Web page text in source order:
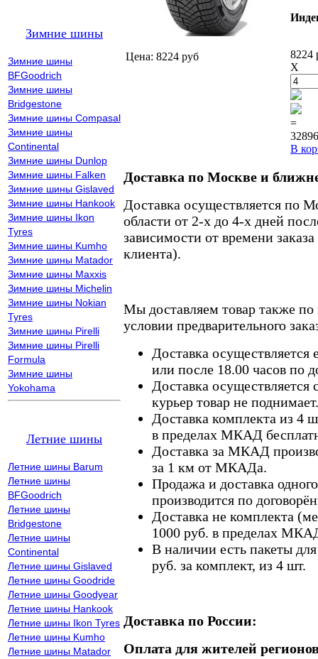
Зимние шины
Зимние шины
BFGoodrich
Зимние шины
Bridgestone
Зимние шины Compasal
Зимние шины
Continental
Зимние шины Dunlop
Зимние шины Falken
Зимние шины Gislaved
Зимние шины Hankook
Зимние шины Ikon
Tyres
Зимние шины Kumho
Зимние шины Matador
Зимние шины Maxxis
Зимние шины Michelin
Зимние шины Nokian
Tyres
Зимние шины Pirelli
Зимние шины Pirelli
Formula
Зимние шины
Yokohama
Летние шины
Летние шины Barum
Летние шины
BFGoodrich
Летние шины
Bridgestone
Летние шины
Continental
Летние шины Gislaved
Летние шины Goodride
Летние шины Goodyear
Летние шины Hankook
Летние шины Ikon Tyres
Летние шины Kumho
Летние шины Matador
Цена: 8224 руб
8224
X
=
В
Доставка по Москве и
Доставка осуществляется по
области от 2-х до 4-х дней
зависимости от времени
клиента).
Мы доставляем товар также
условии предварительного
Доставка осуществляется
или после 18.00 часов по
Доставка осуществляется
курьер товар не поднимает.
Доставка комплекта из 4
в пределах МКАД
Доставка за МКАД
за 1 км от МКАДа.
Продажа и доставка
производится по
Доставка не комплекта
1000 руб. в пределах
В наличии есть пакеты
руб. за комплект, из 4 шт.
Доставка по России:
Оплата для жителей